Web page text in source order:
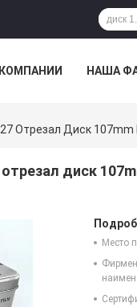
НАША
Отрезал Диск
диск
Место